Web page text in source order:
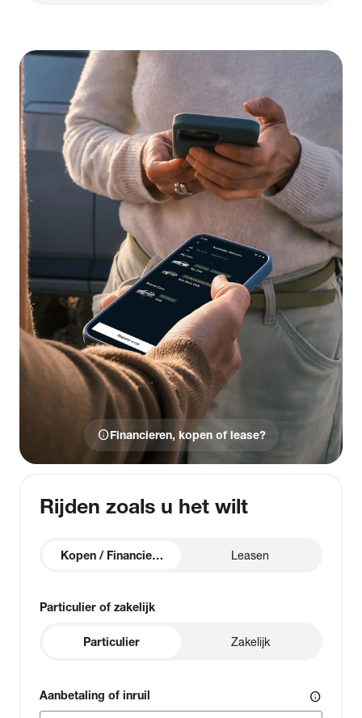
infoFinancieren, kopen of lease?
Rijden zoals u het wilt
Kopen / Financieren Leasen
Particulier of zakelijk
Particulier Zakelijk
Aanbetaling of inruil info